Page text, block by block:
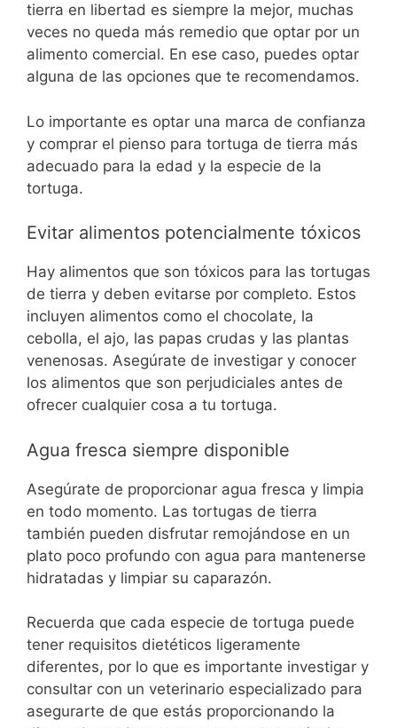
tierra en libertad es siempre la mejor, muchas
veces no queda más remedio que optar por un
alimento comercial. En ese caso, puedes optar
alguna de las opciones que te recomendamos.
Lo importante es optar una marca de confianza
y comprar el pienso para tortuga de tierra más
adecuado para la edad y la especie de la
tortuga.
Evitar alimentos potencialmente tóxicos
Hay alimentos que son tóxicos para las tortugas
de tierra y deben evitarse por completo. Estos
incluyen alimentos como el chocolate, la
cebolla, el ajo, las papas crudas y las plantas
venenosas. Asegúrate de investigar y conocer
los alimentos que son perjudiciales antes de
ofrecer cualquier cosa a tu tortuga.
Agua fresca siempre disponible
Asegúrate de proporcionar agua fresca y limpia
en todo momento. Las tortugas de tierra
también pueden disfrutar remojándose en un
plato poco profundo con agua para mantenerse
hidratadas y limpiar su caparazón.
Recuerda que cada especie de tortuga puede
tener requisitos dietéticos ligeramente
diferentes, por lo que es importante investigar y
consultar con un veterinario especializado para
asegurarte de que estás proporcionando la